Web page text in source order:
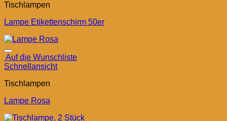
Tischlampen
Lampe Etikettenschirm 50er
Auf die Wunschliste
Schnellansicht
Tischlampen
Lampe Rosa